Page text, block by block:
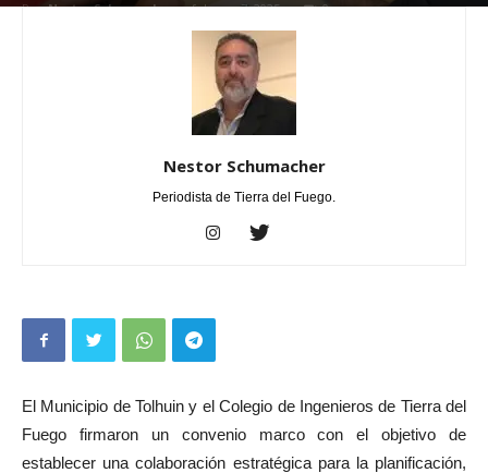
Por Nestor Schumacher - febrero 7, 2025 0
Nestor Schumacher
Periodista de Tierra del Fuego.
El Municipio de Tolhuin y el Colegio de Ingenieros de Tierra del
Fuego firmaron un convenio marco con el objetivo de
establecer una colaboración estratégica para la planificación,